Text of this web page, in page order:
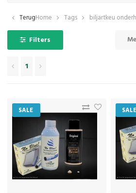
TerugHome Tags biljartkeu
Filters
1
SALE SALE